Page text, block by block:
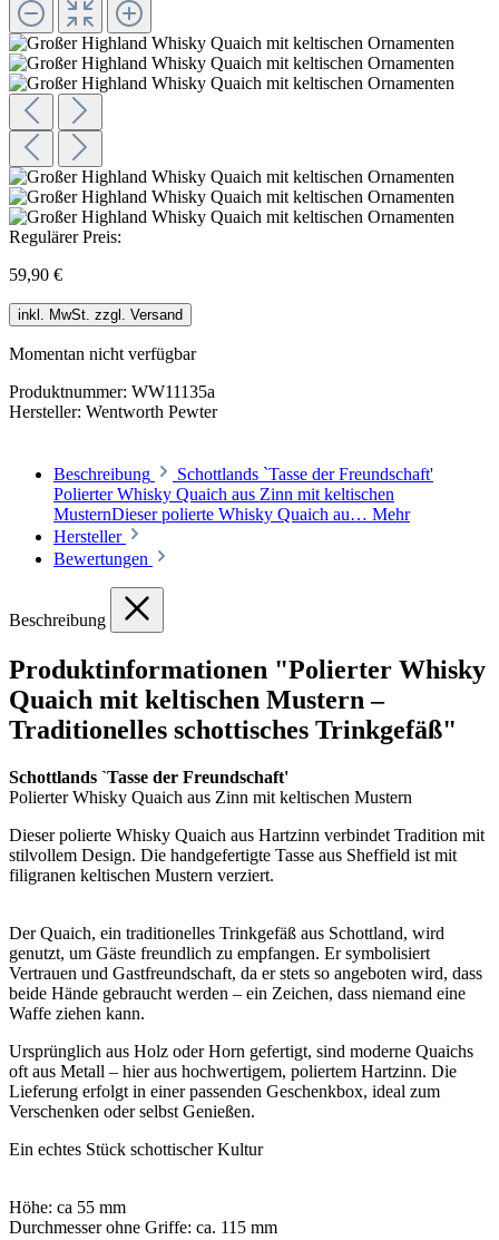
Regulärer Preis:
59,90 €
inkl. MwSt. zzgl. Versand
Momentan nicht verfügbar
Produktnummer: WW11135a
Hersteller: Wentworth Pewter
Beschreibung
Schottlands `Tasse der Freundschaft'
Polierter Whisky Quaich aus Zinn mit keltischen
MusternDieser polierte Whisky Quaich au… Mehr
Hersteller
Bewertungen
Beschreibung
Produktinformationen "Polierter Whisky
Quaich mit keltischen Mustern –
Traditionelles schottisches Trinkgefäß"
Schottlands `Tasse der Freundschaft'
Polierter Whisky Quaich aus Zinn mit keltischen Mustern
Dieser polierte Whisky Quaich aus Hartzinn verbindet Tradition mit
stilvollem Design. Die handgefertigte Tasse aus Sheffield ist mit
filigranen keltischen Mustern verziert.
Der Quaich, ein traditionelles Trinkgefäß aus Schottland, wird
genutzt, um Gäste freundlich zu empfangen. Er symbolisiert
Vertrauen und Gastfreundschaft, da er stets so angeboten wird, dass
beide Hände gebraucht werden – ein Zeichen, dass niemand eine
Waffe ziehen kann.
Ursprünglich aus Holz oder Horn gefertigt, sind moderne Quaichs
oft aus Metall – hier aus hochwertigem, poliertem Hartzinn. Die
Lieferung erfolgt in einer passenden Geschenkbox, ideal zum
Verschenken oder selbst Genießen.
Ein echtes Stück schottischer Kultur
Höhe: ca 55 mm
Durchmesser ohne Griffe: ca. 115 mm